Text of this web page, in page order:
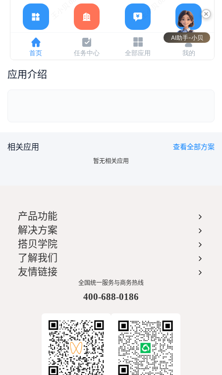
应用介绍
相关应用 查看全部方案
暂无相关应用
产品功能
解决方案
搭贝学院
了解我们
友情链接
全国统一服务与商务热线
400-688-0186